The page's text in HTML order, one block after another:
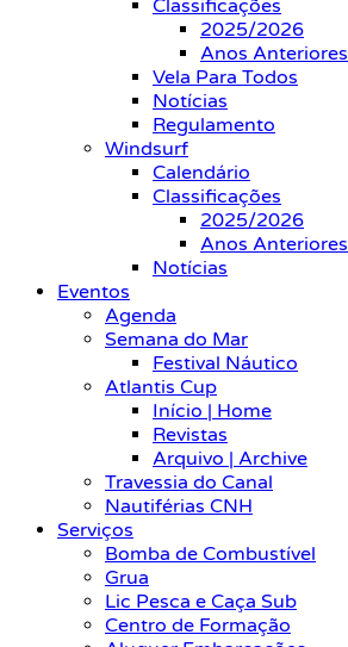
Classificações
2025/2026
Anos Anteriores
Vela Para Todos
Notícias
Regulamento
Windsurf
Calendário
Classificações
2025/2026
Anos Anteriores
Notícias
Eventos
Agenda
Semana do Mar
Festival Náutico
Atlantis Cup
Início | Home
Revistas
Arquivo | Archive
Travessia do Canal
Nautiférias CNH
Serviços
Bomba de Combustível
Grua
Lic Pesca e Caça Sub
Centro de Formação